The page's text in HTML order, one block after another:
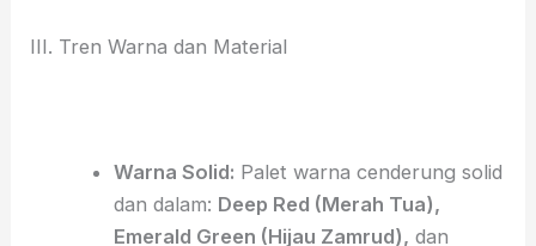
III. Tren Warna dan Material
Warna Solid: Palet warna cenderung solid
dan dalam: Deep Red (Merah Tua),
Emerald Green (Hijau Zamrud), dan